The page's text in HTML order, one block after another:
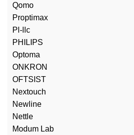
Qomo
Proptimax
Pl-llc
PHILIPS
Optoma
ONKRON
OFTSIST
Nextouch
Newline
Nettle
Modum Lab